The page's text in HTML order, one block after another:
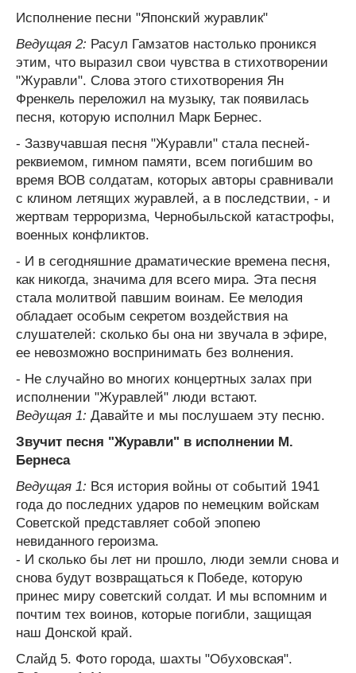
Исполнение песни "Японский журавлик"
Ведущая 2: Расул Гамзатов настолько проникся
этим, что выразил свои чувства в стихотворении
"Журавли". Слова этого стихотворения Ян
Френкель переложил на музыку, так появилась
песня, которую исполнил Марк Бернес.
- Зазвучавшая песня "Журавли" стала песней-
реквиемом, гимном памяти, всем погибшим во
время ВОВ солдатам, которых авторы сравнивали
с клином летящих журавлей, а в последствии, - и
жертвам терроризма, Чернобыльской катастрофы,
военных конфликтов.
- И в сегодняшние драматические времена песня,
как никогда, значима для всего мира. Эта песня
стала молитвой павшим воинам. Ее мелодия
обладает особым секретом воздействия на
слушателей: сколько бы она ни звучала в эфире,
ее невозможно воспринимать без волнения.
- Не случайно во многих концертных залах при
исполнении "Журавлей" люди встают.
Ведущая 1: Давайте и мы послушаем эту песню.
Звучит песня "Журавли" в исполнении М.
Бернеса
Ведущая 1: Вся история войны от событий 1941
года до последних ударов по немецким войскам
Советской представляет собой эпопею
невиданного героизма.
- И сколько бы лет ни прошло, люди земли снова и
снова будут возвращаться к Победе, которую
принес миру советский солдат. И мы вспомним и
почтим тех воинов, которые погибли, защищая
наш Донской край.
Слайд 5. Фото города, шахты "Обуховская".